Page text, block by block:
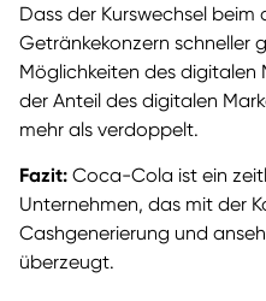
Dass der Kurswechsel beim
Getränkekonzern schneller
Möglichkeiten des digitalen
der Anteil des digitalen
mehr als verdoppelt.
Fazit: Coca-Cola ist ein
Unternehmen, das mit der
Cashgenerierung und
überzeugt.